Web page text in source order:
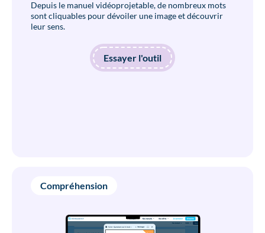
Depuis le manuel vidéoprojetable, de nombreux mots
sont cliquables pour dévoiler une image et découvrir
leur sens.
Essayer l'outil
Compréhension